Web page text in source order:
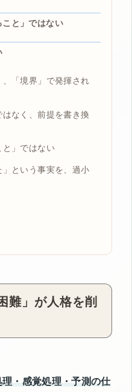
こと」ではない
「境界」で発揮され
なく、前提を書き換
と」ではない
」という事実を、過小
難」が人格を削
理・感覚処理・予測の仕